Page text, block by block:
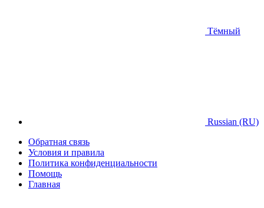
Тёмный
Russian (RU)
Обратная связь
Условия и правила
Политика конфиденциальности
Помощь
Главная